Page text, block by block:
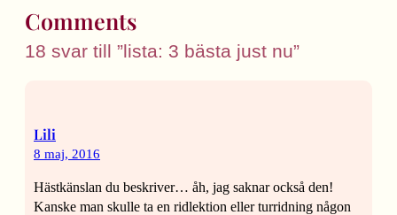
Comments
18 svar till ”lista: 3 bästa just nu”
Lili
8 maj, 2016
Hästkänslan du beskriver… åh, jag saknar också den!
Kanske man skulle ta en ridlektion eller turridning någon